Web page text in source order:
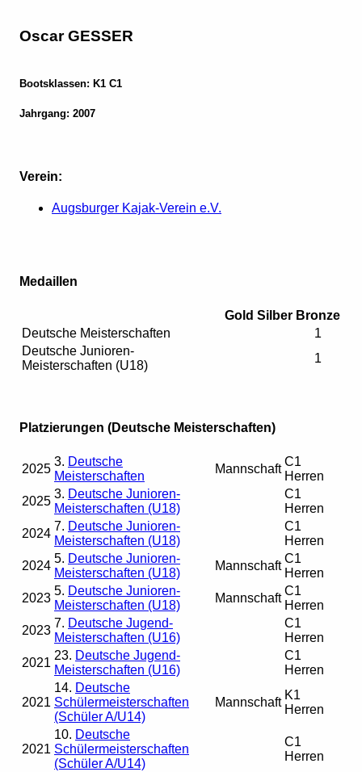
Oscar GESSER
Bootsklassen: K1 C1
Jahrgang: 2007
Verein:
Augsburger Kajak-Verein e.V.
Medaillen
Gold Silber Bronze
Deutsche Meisterschaften
1
Deutsche Junioren-
Meisterschaften (U18)
1
Platzierungen (Deutsche Meisterschaften)
2025
3. Deutsche
Meisterschaften
Mannschaft
C1
Herren
2025
3. Deutsche Junioren-
Meisterschaften (U18)
C1
Herren
2024
7. Deutsche Junioren-
Meisterschaften (U18)
C1
Herren
2024
5. Deutsche Junioren-
Meisterschaften (U18)
Mannschaft
C1
Herren
2023
5. Deutsche Junioren-
Meisterschaften (U18)
Mannschaft
C1
Herren
2023
7. Deutsche Jugend-
Meisterschaften (U16)
C1
Herren
2021
23. Deutsche Jugend-
Meisterschaften (U16)
C1
Herren
2021
14. Deutsche
Schülermeisterschaften
(Schüler A/U14)
Mannschaft
K1
Herren
2021
10. Deutsche
Schülermeisterschaften
(Schüler A/U14)
C1
Herren